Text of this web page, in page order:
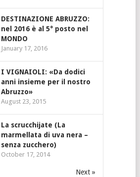
DESTINAZIONE ABRUZZO:
nel 2016 è al 5° posto nel
MONDO
January 17, 2016
I VIGNAIOLI: «Da dodici
anni insieme per il nostro
Abruzzo»
August 23, 2015
La scrucchijate (La
marmellata di uva nera –
senza zucchero)
October 17, 2014
Next »